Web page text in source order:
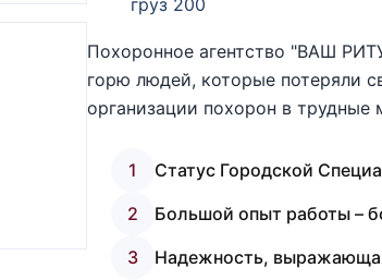
груз 200
Похоронное агентство "ВАШ
горю людей, которые потеряли
организации похорон в трудные
1
Статус Городской
2
Большой опыт работы –
3
Надежность,